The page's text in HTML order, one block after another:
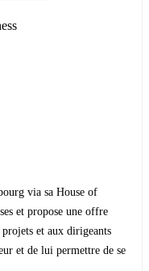
via sa House of
et propose une offre
et aux dirigeants
et de lui permettre de se